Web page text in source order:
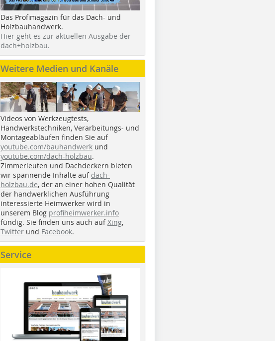
Das Profimagazin für das Dach- und
Holzbauhandwerk.
Hier geht es zur aktuellen Ausgabe der
dach+holzbau.
Weitere Medien und Kanäle
Videos von Werkzeugtests,
Handwerkstechniken, Verarbeitungs- und
Montageabläufen finden Sie auf
youtube.com/bauhandwerk und
youtube.com/dach-holzbau.
Zimmerleuten und Dachdeckern bieten
wir spannende Inhalte auf dach-
holzbau.de, der an einer hohen Qualität
der handwerklichen Ausführung
interessierte Heimwerker wird in
unserem Blog profiheimwerker.info
fündig. Sie finden uns auch aufXing,
Twitter und Facebook.
Service